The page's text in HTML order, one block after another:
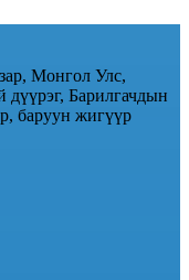
Монгол Улс,
дүүрэг, Барилгачдын
баруун жигүүр